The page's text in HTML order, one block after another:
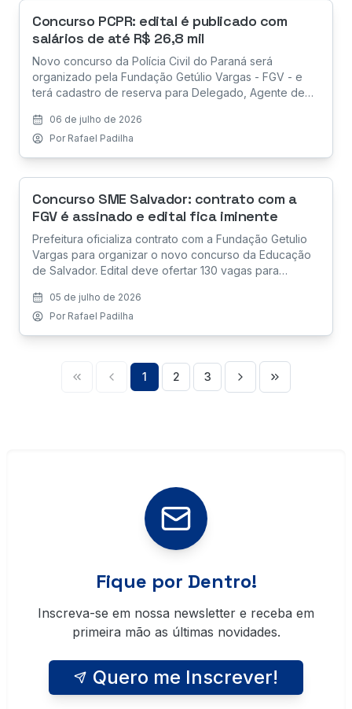
Concurso PCPR: edital é publicado com
salários de até R$ 26,8 mil
Novo concurso da Polícia Civil do Paraná será
organizado pela Fundação Getúlio Vargas - FGV - e
terá cadastro de reserva para Delegado, Agente de
dos concursos mais aguardados no Paraná!
06 de julho de 2026
Por Rafael Padilha
Concurso SME Salvador: contrato com a
FGV é assinado e edital fica iminente
Prefeitura oficializa contrato com a Fundação Getulio
Vargas para organizar o novo concurso da Educação
de Salvador. Edital deve ofertar 130 vagas para
05 de julho de 2026
Por Rafael Padilha
1 2 3
Fique por Dentro!
Inscreva-se em nossa newsletter e receba em
primeira mão as últimas novidades.
Quero me Inscrever!